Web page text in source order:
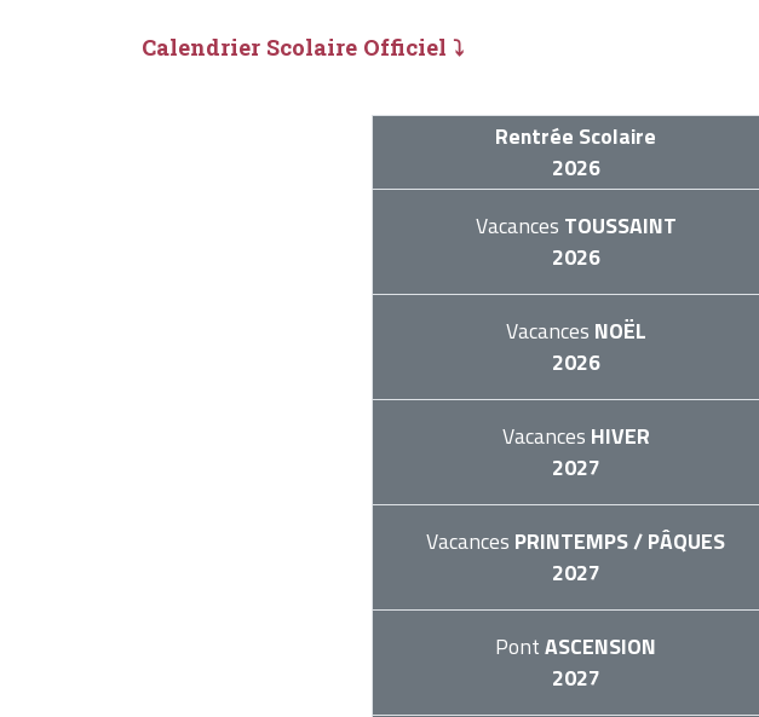
Calendrier Scolaire Officiel ⤵
Rentrée Scolaire
2026
Vacances TOUSSAINT
2026
Vacances NOËL
2026
Vacances HIVER
2027
Vacances PRINTEMPS / PÂQUES
2027
PontASCENSION
2027